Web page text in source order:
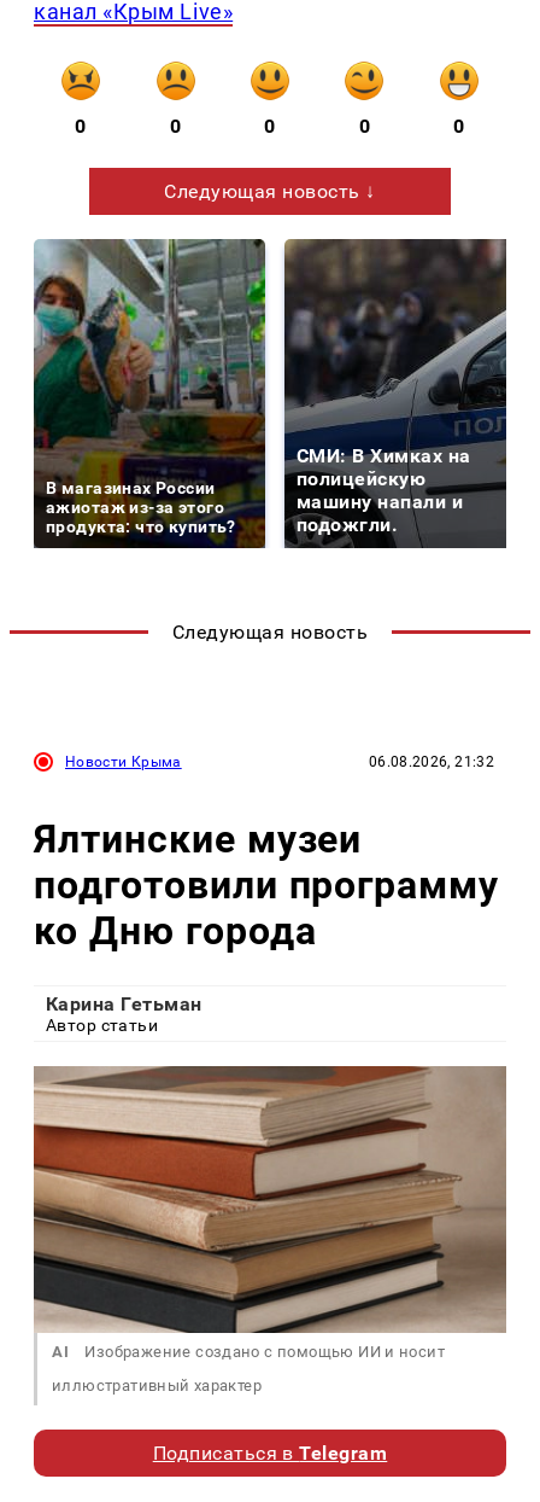
канал «Крым Live»
0 0 0 0 0
Следующая новость ↓
В магазинах России
ажиотаж из-за этого
продукта: что купить?
СМИ: В Химках на
полицейскую
машину напали и
подожгли.
Следующая новость
Новости Крыма 06.08.2026, 21:32
Ялтинские музеи
подготовили программу
ко Дню города
Карина Гетьман
Автор статьи
AI
Изображение создано с помощью ИИ и носит
иллюстративный характер
Подписаться вTelegram